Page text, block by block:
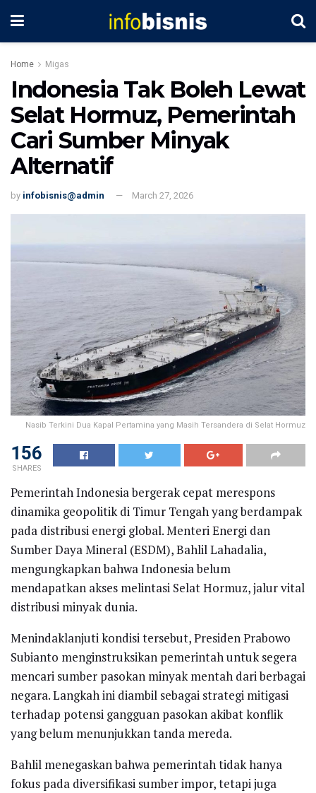
Home Migas
Indonesia Tak Boleh Lewat
Selat Hormuz, Pemerintah
Cari Sumber Minyak
Alternatif
by infobisnis@admin March 27, 2026
Nasib Terkini Dua Kapal Pertamina yang Masih Tersandera di Selat Hormuz
156
SHARES
Pemerintah Indonesia bergerak cepat merespons
dinamika geopolitik di Timur Tengah yang berdampak
pada distribusi energi global. Menteri Energi dan
Sumber Daya Mineral (ESDM), Bahlil Lahadalia,
mengungkapkan bahwa Indonesia belum
mendapatkan akses melintasi Selat Hormuz, jalur vital
distribusi minyak dunia.
Menindaklanjuti kondisi tersebut, Presiden Prabowo
Subianto menginstruksikan pemerintah untuk segera
mencari sumber pasokan minyak mentah dari berbagai
negara. Langkah ini diambil sebagai strategi mitigasi
terhadap potensi gangguan pasokan akibat konflik
yang belum menunjukkan tanda mereda.
Bahlil menegaskan bahwa pemerintah tidak hanya
fokus pada diversifikasi sumber impor, tetapi juga